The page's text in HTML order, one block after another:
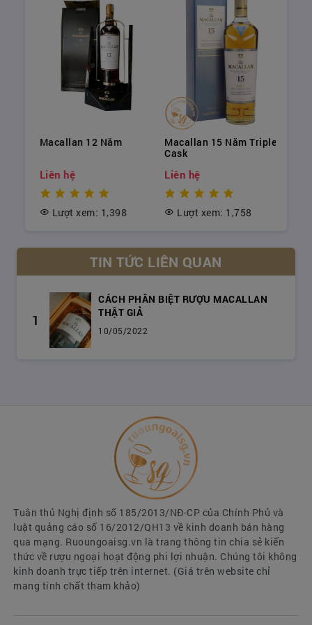
LÝ DO NÊN CHỌNRƯỢU WHISKY ĐỂ BIẾU
TẾT
Rượu whisky là loại đồ uống chứa nhiều
carbonhydrate mà không có chất béo hay
cholesterol. Theo các chuyên gia dinh dưỡng, chỉ
nên uống từ 25ml đến 30ml mỗi ngày đối với phụ
nữ. Còn nam giới được uống từ 35ml đến 40ml
mỗi ngày. Nếu uống điều độ như vậy thì bạn sẽ
thấy điều kỳ diệu xảy ra với sức khỏe của chính
mình.
Đầu tiên, rượu whisky giúp ngăn ngừa ung thư.
Rất giàu các chất chống oxy hóa giúp hạn chế sự
Macallan 12 Năm
Liên hệ
Lượt xem: 1,398
Macallan 15 Năm Triple
Cask
Liên hệ
Lượt xem: 1,758
TIN TỨC LIÊN QUAN
1
CÁCH PHÂN BIỆT RƯỢU MACALLAN
THẬT GIẢ
10/05/2022
Tuân thủ Nghị định số 185/2013/NĐ-CP của Chính Phủ và
luật quảng cáo số 16/2012/QH13 về kinh doanh bán hàng
qua mạng. Ruoungoaisg.vn là trang thông tin chia sẻ kiến
thức về rượu ngoại hoạt động phi lợi nhuận. Chúng tôi không
kinh doanh trực tiếp trên internet. (Giá trên website chỉ
mang tính chất tham khảo)